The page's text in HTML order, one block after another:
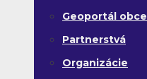
Geoportál obce
Partnerstvá
Organizácie